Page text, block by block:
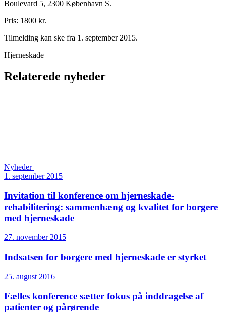
Boulevard 5, 2300 København S.
Pris: 1800 kr.
Tilmelding kan ske fra 1. september 2015.
Hjerneskade
Relaterede nyheder
Nyheder
1. september 2015
Invitation til konference om hjerneskade­
rehabilitering: sammenhæng og kvalitet for borgere
med hjerneskade
27. november 2015
Indsatsen for borgere med hjerneskade er styrket
25. august 2016
Fælles konference sætter fokus på inddragelse af
patienter og pårørende